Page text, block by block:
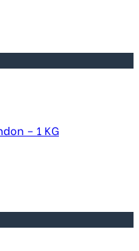
– 1 KG